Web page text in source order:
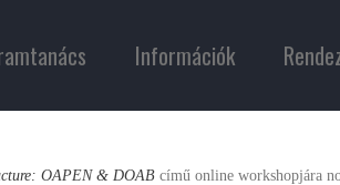
Információk
OAPEN & DOAB című online workshopjára